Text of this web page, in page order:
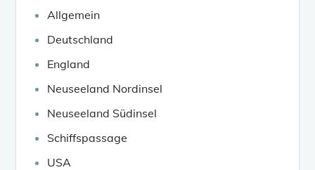
Allgemein
Deutschland
England
Neuseeland Nordinsel
Neuseeland Südinsel
Schiffspassage
USA